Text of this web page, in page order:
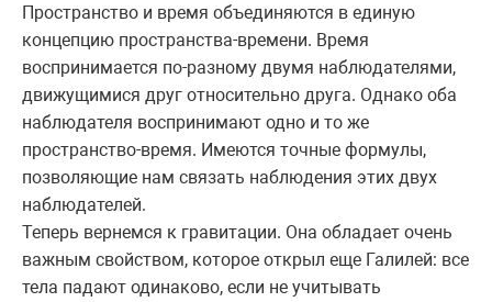
Пространство и время объединяются в единую
концепцию пространства-времени. Время
воспринимается по-разному двумя наблюдателями,
движущимися друг относительно друга. Однако оба
наблюдателя воспринимают одно и то же
пространство-время. Имеются точные формулы,
позволяющие нам связать наблюдения этих двух
наблюдателей.
Теперь вернемся к гравитации. Она обладает очень
важным свойством, которое открыл еще Галилей: все
тела падают одинаково, если не учитывать